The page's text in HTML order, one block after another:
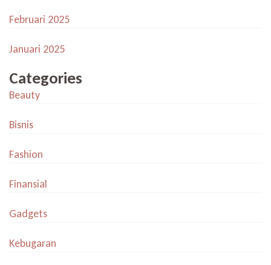
Februari 2025
Januari 2025
Categories
Beauty
Bisnis
Fashion
Finansial
Gadgets
Kebugaran